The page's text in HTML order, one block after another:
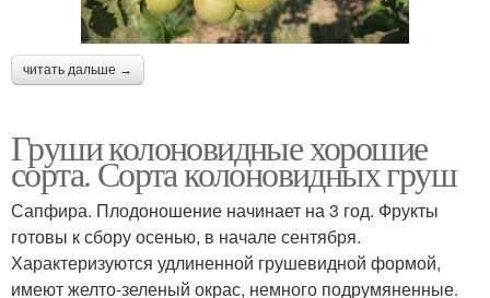
читать дальше →
Груши колоновидные хорошие
сорта. Сорта колоновидных груш
Сапфира. Плодоношение начинает на 3 год. Фрукты
готовы к сбору осенью, в начале сентября.
Характеризуются удлиненной грушевидной формой,
имеют желто-зеленый окрас, немного подрумяненные.